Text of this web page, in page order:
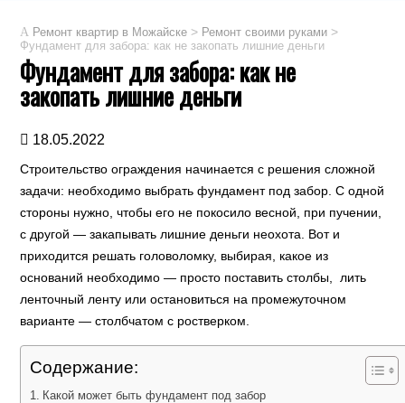
Ремонт квартир в Можайске > Ремонт своими руками >
Фундамент для забора: как не закопать лишние деньги
Фундамент для забора: как не
закопать лишние деньги
18.05.2022
Строительство ограждения начинается с решения сложной
задачи: необходимо выбрать фундамент под забор. С одной
стороны нужно, чтобы его не покосило весной, при пучении,
с другой — закапывать лишние деньги неохота. Вот и
приходится решать головоломку, выбирая, какое из
оснований необходимо — просто поставить столбы, лить
ленточный ленту или остановиться на промежуточном
варианте — столбчатом с ростверком.
Содержание:
Какой может быть фундамент под забор